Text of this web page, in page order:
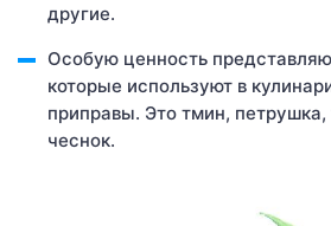
другие.
Особую ценность
которые используют в
приправы. Это тмин, петрушка,
чеснок.